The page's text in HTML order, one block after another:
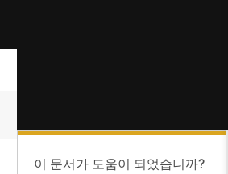
이 문서가 도움이 되었습니까?